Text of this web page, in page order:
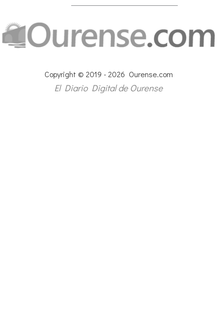
Copyright © 2019 - 2026 Ourense.com
El Diario Digital de Ourense